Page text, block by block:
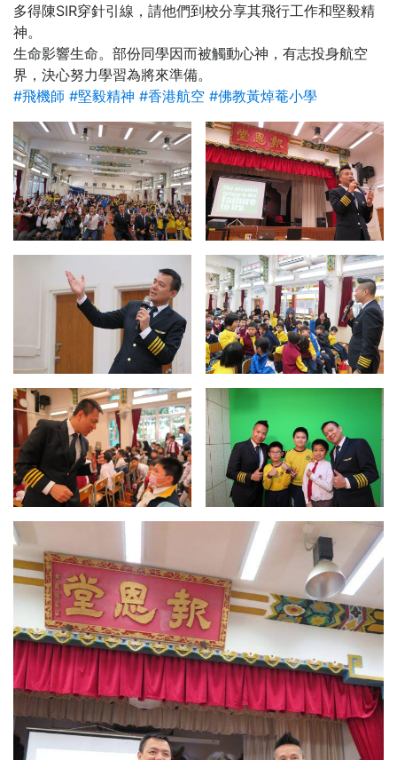
多得陳SIR穿針引線，請他們到校分享其飛行工作和堅毅精
神。
生命影響生命。部份同學因而被觸動心神，有志投身航空
界，決心努力學習為將來準備。
#飛機師 #堅毅精神 #香港航空 #佛教黃焯菴小學